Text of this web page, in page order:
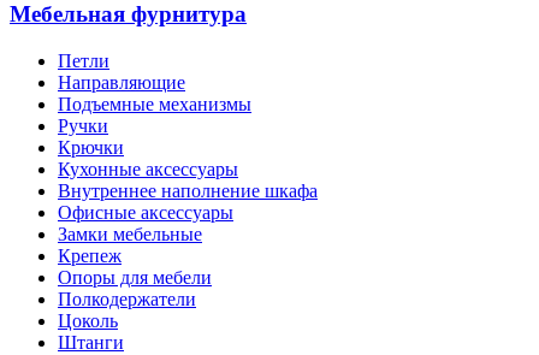
Мебельная фурнитура
Петли
Направляющие
Подъемные механизмы
Ручки
Крючки
Кухонные аксессуары
Внутреннее наполнение шкафа
Офисные аксессуары
Замки мебельные
Крепеж
Опоры для мебели
Полкодержатели
Цоколь
Штанги